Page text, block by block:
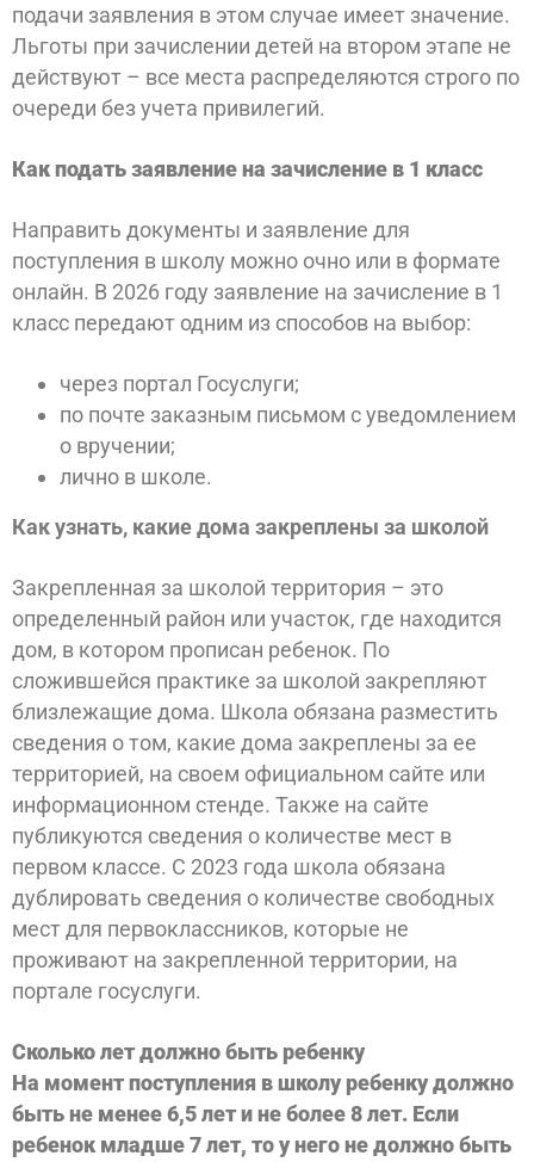
подачи заявления в этом случае имеет значение.
Льготы при зачислении детей на втором этапе не
действуют – все места распределяются строго по
очереди без учета привилегий.
Как подать заявление на зачисление в 1 класс
Направить документы и заявление для
поступления в школу можно очно или в формате
онлайн. В 2026 году заявление на зачисление в 1
класс передают одним из способов на выбор:
через портал Госуслуги;
по почте заказным письмом с уведомлением
о вручении;
лично в школе.
Как узнать, какие дома закреплены за школой
Закрепленная за школой территория – это
определенный район или участок, где находится
дом, в котором прописан ребенок. По
сложившейся практике за школой закрепляют
близлежащие дома. Школа обязана разместить
сведения о том, какие дома закреплены за ее
территорией, на своем официальном сайте или
информационном стенде. Также на сайте
публикуются сведения о количестве мест в
первом классе. С 2023 года школа обязана
дублировать сведения о количестве свободных
мест для первоклассников, которые не
проживают на закрепленной территории, на
портале госуслуги.
Сколько лет должно быть ребенку
На момент поступления в школу ребенку должно
быть не менее 6,5 лет и не более 8 лет. Если
ребенок младше 7 лет, то у него не должно быть